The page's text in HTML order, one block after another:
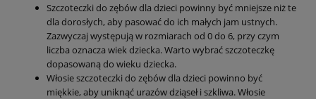
Szczoteczki do zębów dla dzieci powinny być mniejsze niż te
dla dorosłych, aby pasować do ich małych jam ustnych.
Zazwyczaj występują w rozmiarach od 0 do 6, przy czym
liczba oznacza wiek dziecka. Warto wybrać szczoteczkę
dopasowaną do wieku dziecka.
Włosie szczoteczki do zębów dla dzieci powinno być
miękkie, aby uniknąć urazów dziąseł i szkliwa. Włosie